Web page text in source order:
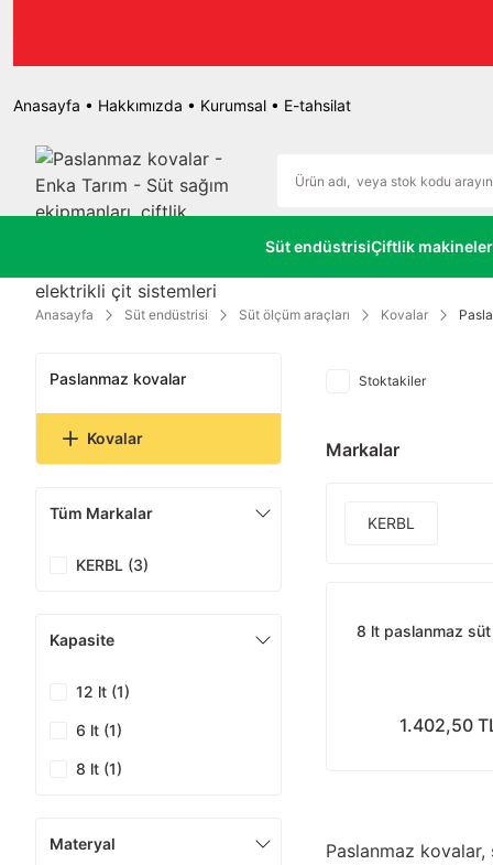
Anasayfa • Hakkımızda • Kurumsal • E-tahsilat
Süt endüstrisiÇiftlik
Anasayfa Süt endüstrisi Süt ölçüm araçları Kovalar
Paslanmaz kovalar
Kovalar
Tüm Markalar
KERBL (3)
Kapasite
12 lt (1)
6 lt (1)
8 lt (1)
Materyal
Stoktakiler
Markalar
KERBL
8 lt paslanmaz süt
1.402,50
Paslanmaz